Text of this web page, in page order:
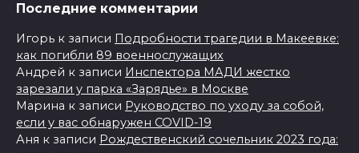
Последние комментарии
Игорь к записи Подробности трагедии в Макеевке:
как погибли 89 военнослужащих
Андрей к записи Инспектора МАДИ жестко
зарезали у парка «Зарядье» в Москве
Марина к записи Руководство по уходу за собой,
если у вас обнаружен COVID-19
Аня к записи Рождественский сочельник 2023 года: